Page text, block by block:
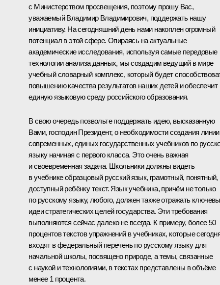
с Министерством просвещения, поэтому прошу Вас,
уважаемый Владимир Владимирович, поддержать нашу
инициативу. На сегодняшний день нами накоплен огромный
потенциал в этой сфере. Опираясь на актуальные
академические исследования, используя самые передовые
технологии анализа данных, мы создадим ведущий в мире
учебный словарный комплекс, который будет
повышению качества результатов наших детей и обеспечит
единую языковую среду российского образования.
В свою очередь позвольте поддержать идею, высказанную
Вами, господин Президент, о необходимости создания линии
современных, единых государственных учебников по
языку начиная с первого класса. Это очень важная
и своевременная задача. Школьники должны видеть
в учебнике образцовый русский язык, грамотный, понятный,
доступный ребёнку текст. Язык учебника, причём не только
по русскому языку, любого, должен также отражать
идеи стратегических целей государства. Эти требования
выполняются сейчас далеко не всегда. К примеру, более 50
процентов текстов упражнений в учебниках, которые
входят в федеральный перечень по русскому языку для
начальной школы, посвящено природе, а темы, связанные
с наукой и технологиями, в текстах представлены в объёме
менее 1 процента.